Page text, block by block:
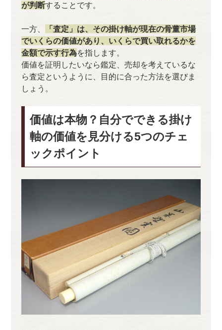
が判断することです。
一方、
「査定」は、その掛け軸が現在の骨董市場
でいくらの価値があり、いくらで買い取れるかを
金額で示す行為を指します。
価値を証明したいなら鑑定、売却を考えているな
ら査定というように、目的に合った方法を選びま
しょう。
価値は本物？自分でできる掛け
軸の価値を見分ける5つのチェ
ックポイント